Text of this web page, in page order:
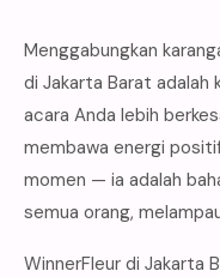
Menggabungkan
di Jakarta Barat adalah
acara Anda lebih
membawa energi
momen — ia adalah
semua orang,
WinnerFleur di Jakarta